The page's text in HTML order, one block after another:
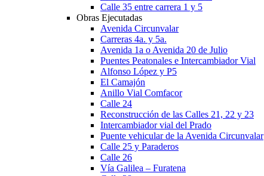
Calle 35 entre carrera 1 y 5
Obras Ejecutadas
Avenida Circunvalar
Carreras 4a. y 5a.
Avenida 1a o Avenida 20 de Julio
Puentes Peatonales e Intercambiador Vial
Alfonso López y P5
El Camajón
Anillo Vial Comfacor
Calle 24
Reconstrucción de las Calles 21, 22 y 23
Intercambiador vial del Prado
Puente vehicular de la Avenida Circunvalar
Calle 25 y Paraderos
Calle 26
Vía Galilea – Furatena